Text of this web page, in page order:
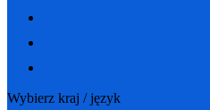
Wybierz kraj / język